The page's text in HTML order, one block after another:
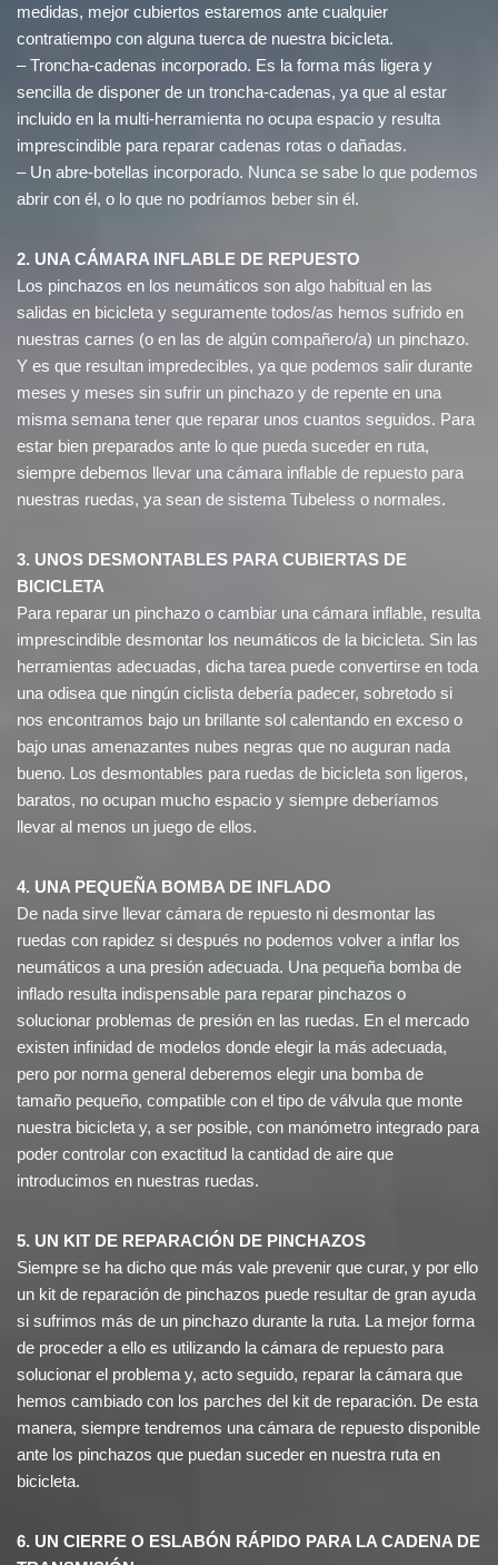
medidas, mejor cubiertos estaremos ante cualquier
contratiempo con alguna tuerca de nuestra bicicleta.
– Troncha-cadenas incorporado. Es la forma más ligera y
sencilla de disponer de un troncha-cadenas, ya que al estar
incluido en la multi-herramienta no ocupa espacio y resulta
imprescindible para reparar cadenas rotas o dañadas.
– Un abre-botellas incorporado. Nunca se sabe lo que podemos
abrir con él, o lo que no podríamos beber sin él.
2. UNA CÁMARA INFLABLE DE REPUESTO
Los pinchazos en los neumáticos son algo habitual en las
salidas en bicicleta y seguramente todos/as hemos sufrido en
nuestras carnes (o en las de algún compañero/a) un pinchazo.
Y es que resultan impredecibles, ya que podemos salir durante
meses y meses sin sufrir un pinchazo y de repente en una
misma semana tener que reparar unos cuantos seguidos. Para
estar bien preparados ante lo que pueda suceder en ruta,
siempre debemos llevar una cámara inflable de repuesto para
nuestras ruedas, ya sean de sistema Tubeless o normales.
3. UNOS DESMONTABLES PARA CUBIERTAS DE
BICICLETA
Para reparar un pinchazo o cambiar una cámara inflable, resulta
imprescindible desmontar los neumáticos de la bicicleta. Sin las
herramientas adecuadas, dicha tarea puede convertirse en toda
una odisea que ningún ciclista debería padecer, sobretodo si
nos encontramos bajo un brillante sol calentando en exceso o
bajo unas amenazantes nubes negras que no auguran nada
bueno. Los desmontables para ruedas de bicicleta son ligeros,
baratos, no ocupan mucho espacio y siempre deberíamos
llevar al menos un juego de ellos.
4. UNA PEQUEÑA BOMBA DE INFLADO
De nada sirve llevar cámara de repuesto ni desmontar las
ruedas con rapidez si después no podemos volver a inflar los
neumáticos a una presión adecuada. Una pequeña bomba de
inflado resulta indispensable para reparar pinchazos o
solucionar problemas de presión en las ruedas. En el mercado
existen infinidad de modelos donde elegir la más adecuada,
pero por norma general deberemos elegir una bomba de
tamaño pequeño, compatible con el tipo de válvula que monte
nuestra bicicleta y, a ser posible, con manómetro integrado para
poder controlar con exactitud la cantidad de aire que
introducimos en nuestras ruedas.
5. UN KIT DE REPARACIÓN DE PINCHAZOS
Siempre se ha dicho que más vale prevenir que curar, y por ello
un kit de reparación de pinchazos puede resultar de gran ayuda
si sufrimos más de un pinchazo durante la ruta. La mejor forma
de proceder a ello es utilizando la cámara de repuesto para
solucionar el problema y, acto seguido, reparar la cámara que
hemos cambiado con los parches del kit de reparación. De esta
manera, siempre tendremos una cámara de repuesto disponible
ante los pinchazos que puedan suceder en nuestra ruta en
bicicleta.
6. UN CIERRE O ESLABÓN RÁPIDO PARA LA CADENA DE